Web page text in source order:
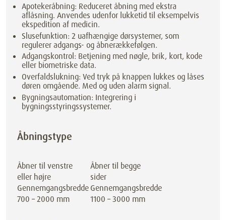
Apotekeråbning: Reduceret åbning med ekstra
aflåsning. Anvendes udenfor lukketid til eksempelvis
ekspedition af medicin.
Slusefunktion: 2 uafhængige dørsystemer, som
regulerer adgangs- og åbnerækkefølgen.
Adgangskontrol: Betjening med nøgle, brik, kort, kode
eller biometriske data.
Overfaldslukning: Ved tryk på knappen lukkes og låses
døren omgående. Med og uden alarm signal.
Bygningsautomation: Integrering i
bygningsstyringssystemer.
Åbningstype
Åbner til venstre
eller højre
Gennemgangsbredde
700 – 2000 mm
Åbner til begge
sider
Gennemgangsbredde
1100 – 3000 mm